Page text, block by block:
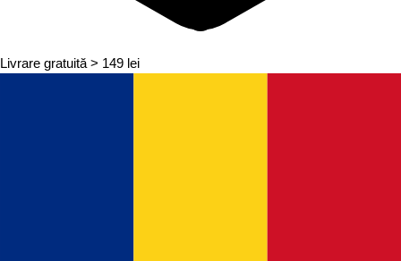
Livrare gratuită > 149 lei